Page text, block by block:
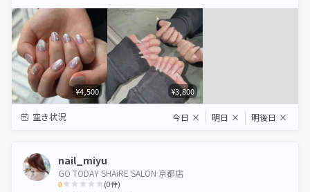
¥4,500 ¥3,800
空き状況 今日 × 明日 × 明後日 ×
nail_miyu
GO TODAY SHAiRE SALON 京都店
0 (0件)